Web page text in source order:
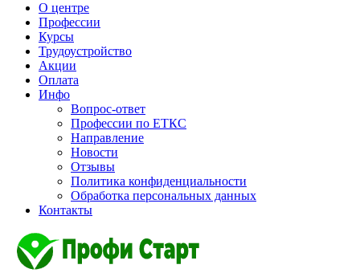
О центре
Профессии
Курсы
Трудоустройство
Акции
Оплата
Инфо
Вопрос-ответ
Профессии по ЕТКС
Направление
Новости
Отзывы
Политика конфиденциальности
Обработка персональных данных
Контакты